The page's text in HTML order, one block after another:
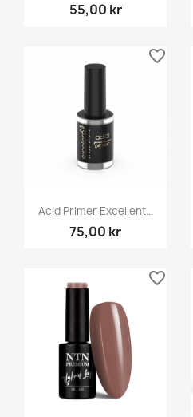
55,00 kr
Acid Primer Excellent...
75,00 kr
favorite_border
favorite_border